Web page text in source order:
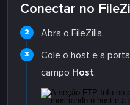
Conectar no
Abra o FileZilla.
Cole o host e a
campo Host.